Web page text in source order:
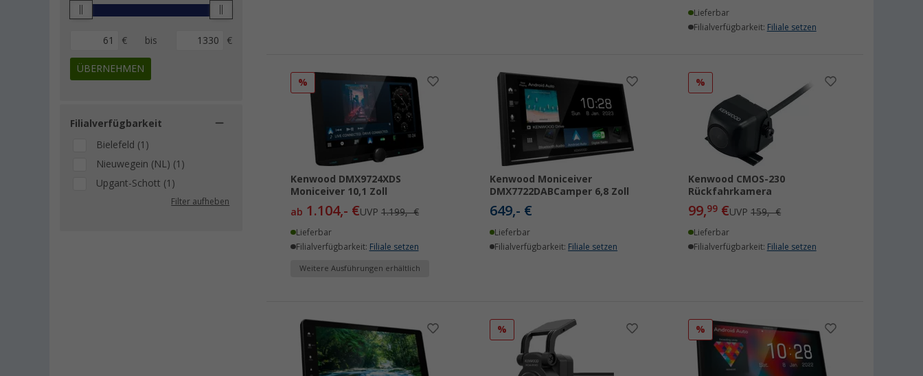
€ bis €
ÜBERNEHMEN
Filialverfügbarkeit
Bielefeld (1)
Nieuwegein (NL) (1)
Upgant-Schott (1)
Filter aufheben
Lieferbar
Filialverfügbarkeit: Filiale setzen
%
Kenwood DMX9724XDS
Moniceiver 10,1 Zoll
ab 1.104,- €UVP1.199,- €
Lieferbar
Filialverfügbarkeit: Filiale setzen
Weitere Ausführungen erhältlich
Kenwood Moniceiver
DMX7722DABCamper 6,8 Zoll
649,- €
Lieferbar
Filialverfügbarkeit: Filiale setzen
%
Kenwood CMOS-230
Rückfahrkamera
99,99 €UVP159,- €
Lieferbar
Filialverfügbarkeit: Filiale setzen
% %